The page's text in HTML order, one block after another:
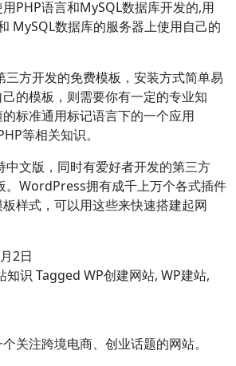
PHP语言和MySQL数据库开发的,用
MySQL数据库的服务器上使用自己的
方开发的免费模板，安装方式简单易
的模板，则需要你有一定的专业知
标准通用标记语言下的一个应用
等相关知识。
文版，同时有爱好者开发的第三方
WordPress拥有成千上万个各式插件
样式，可以用这些来快速搭建起网
2日
知识 Tagged WP创建网站, WP建站,
关注跨境电商、创业话题的网站。